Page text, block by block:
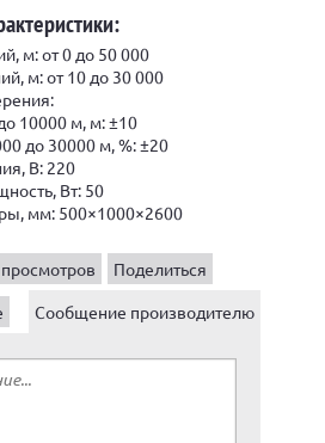
м: от 0 до 50 000
м: от 10 до 30 000
10000 м, м: ±10
до 30000 м, %: ±20
В: 220
Вт: 50
мм: 500×1000×2600
Поделиться
Сообщение производителю